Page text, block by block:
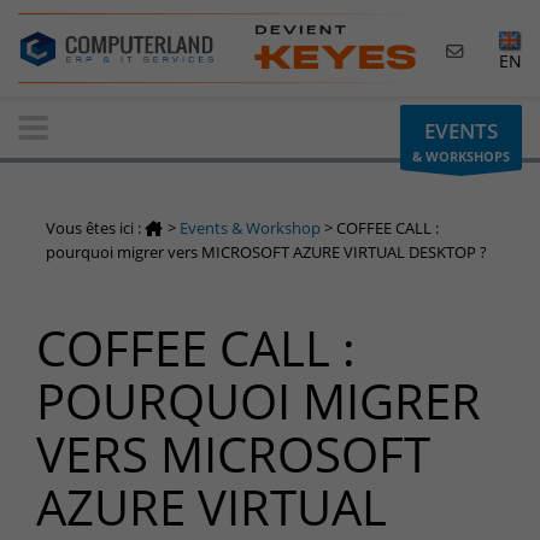
Contactez-nous
Demande d'informations
N'hésitez pas à nous contacter
+32(0)800 12 512
info-cpld@keyes.eu
Luxembourg
+352 26 59 06 86
info-cpld@keyes.eu
Espace Clients
EN
EVENTS
& WORKSHOPS
Vous êtes ici : > Events & Workshop > COFFEE CALL :
pourquoi migrer vers MICROSOFT AZURE VIRTUAL DESKTOP ?
COFFEE CALL :
POURQUOI MIGRER
VERS MICROSOFT
AZURE VIRTUAL